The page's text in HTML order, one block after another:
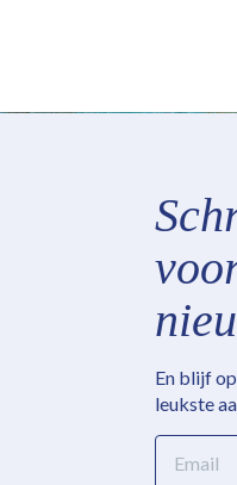
En blijf
leukste
E-
mailadres